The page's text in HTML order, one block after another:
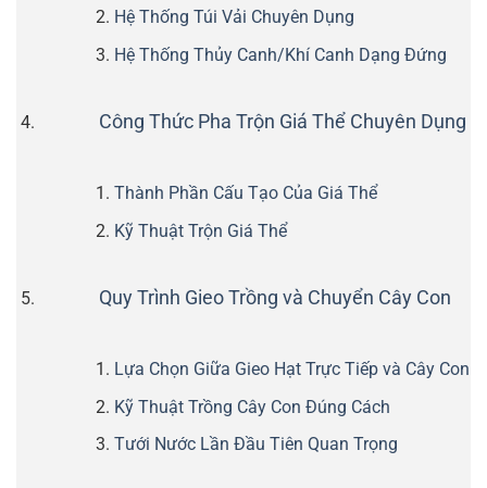
Hệ Thống Túi Vải Chuyên Dụng
Hệ Thống Thủy Canh/Khí Canh Dạng Đứng
Công Thức Pha Trộn Giá Thể Chuyên Dụng
Thành Phần Cấu Tạo Của Giá Thể
Kỹ Thuật Trộn Giá Thể
Quy Trình Gieo Trồng và Chuyển Cây Con
Lựa Chọn Giữa Gieo Hạt Trực Tiếp và Cây Con
Kỹ Thuật Trồng Cây Con Đúng Cách
Tưới Nước Lần Đầu Tiên Quan Trọng